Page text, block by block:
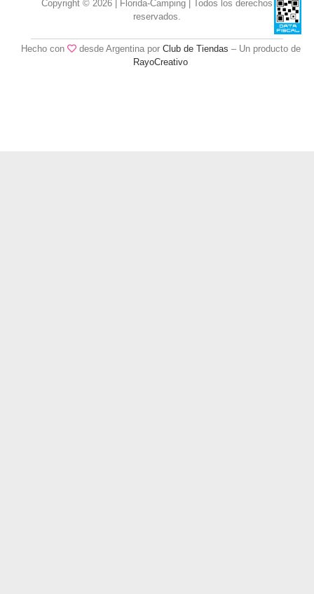
Copyright © 2026 | Florida-Camping | Todos los derechos
reservados.
Hecho con desde Argentina por Club de Tiendas – Un producto de
RayoCreativo